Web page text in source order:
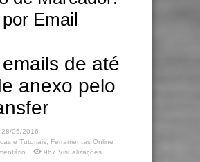
Email
de até
anexo pelo
28/05/2016
e Tutoriais
Ferramentas Online
967 Visualizações